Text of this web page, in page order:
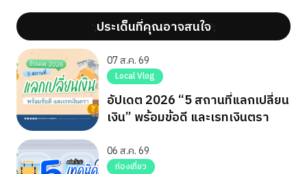
';ประเด็นที่คุณอาจสนใจ';
07 ส.ค. 69
Local Vlog
อัปเดต 2026 “5 สถานที่แลกเปลี่ยน
เงิน” พร้อมข้อดี และเรทเงินตรา
06 ส.ค. 69
ท่องเที่ยว